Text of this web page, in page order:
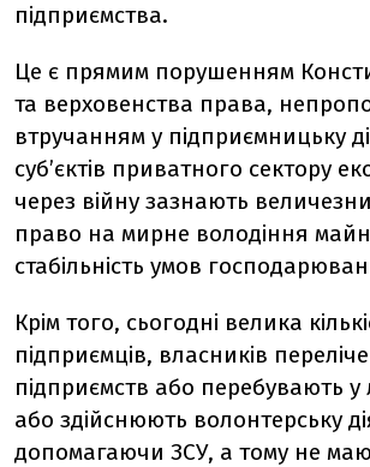
підприємства.
Це є прямим порушенням
та верховенства права,
втручанням у підприємницьку
суб’єктів приватного сектору
через війну зазнають
право на мирне володіння
стабільність умов
Крім того, сьогодні велика
підприємців, власників
підприємств або перебувають у
або здійснюють волонтерську
допомагаючи ЗСУ, а тому не